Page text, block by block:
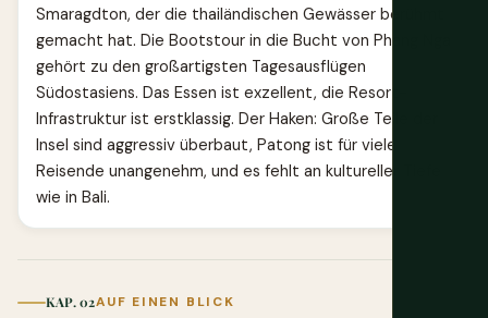
Smaragdton, der die thailändischen Gewässer berühmt
gemacht hat. Die Bootstour in die Bucht von Phang Nga
gehört zu den großartigsten Tagesausflügen
Südostasiens. Das Essen ist exzellent, die Resort-
Infrastruktur ist erstklassig. Der Haken: Große Teile der
Insel sind aggressiv überbaut, Patong ist für viele
Reisende unangenehm, und es fehlt an kultureller Tiefe
wie in Bali.
KAP. 02AUF EINEN BLICK